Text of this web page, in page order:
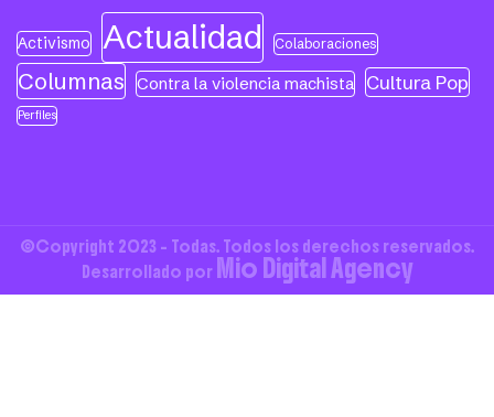
Activismo Actualidad Colaboraciones
Columnas Contra la violencia machista Cultura Pop
Perfiles
©Copyright 2023 - Todas. Todos los derechos reservados.
Desarrollado por Mio Digital Agency